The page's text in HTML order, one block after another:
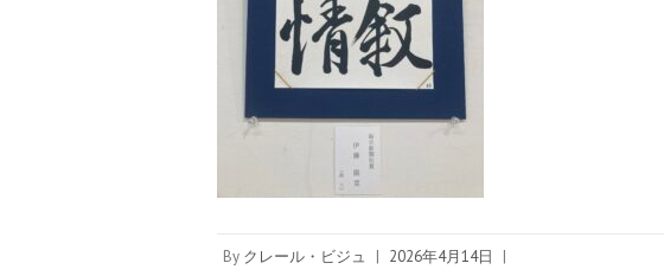
By クレール・ビジュ | 2026年4月14日 |